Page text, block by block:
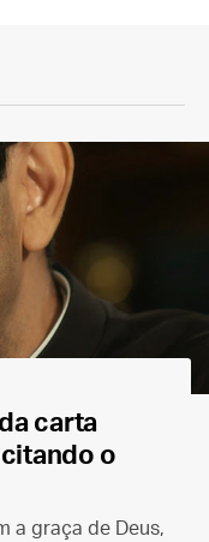
carta
o
a graça de Deus,